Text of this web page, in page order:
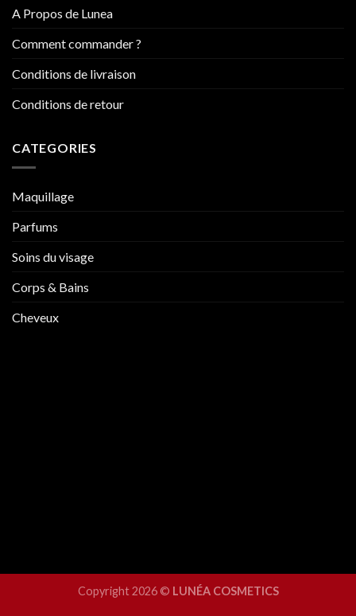
A Propos de Lunea
Comment commander ?
Conditions de livraison
Conditions de retour
CATEGORIES
Maquillage
Parfums
Soins du visage
Corps & Bains
Cheveux
Copyright 2026 © LUNÉA COSMETICS